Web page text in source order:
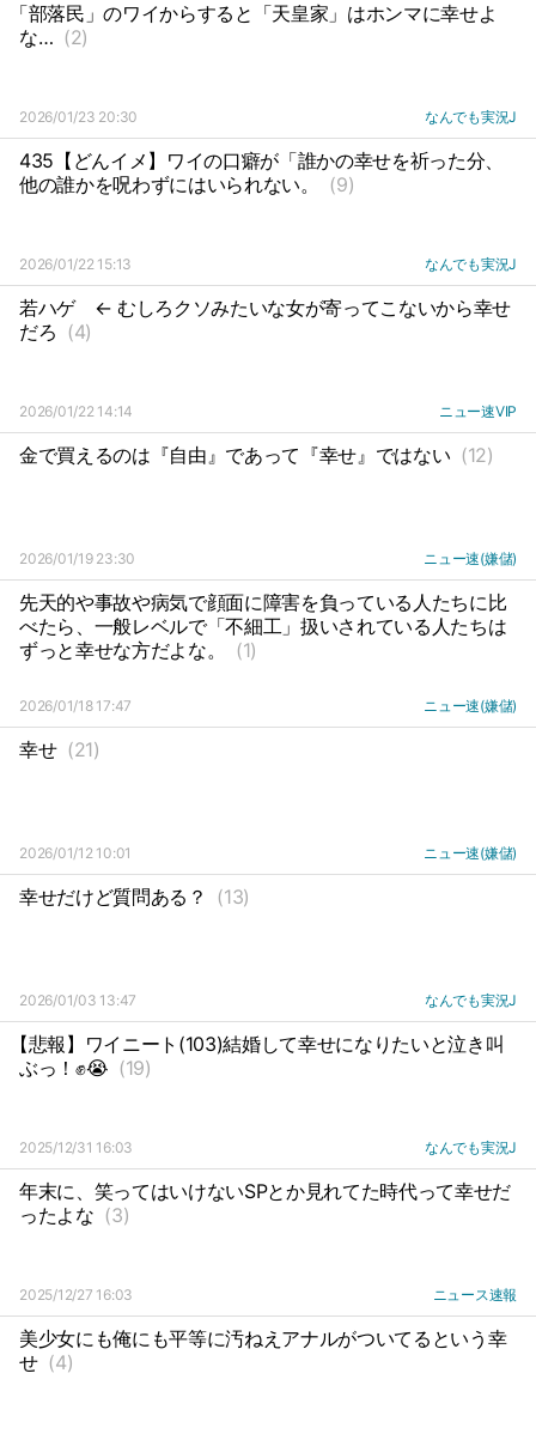
「部落民」のワイからすると「天皇家」はホンマに幸せよ
な… (2)
2026/01/23 20:30 なんでも実況J
435【どんイメ】ワイの口癖が「誰かの幸せを祈った分、
他の誰かを呪わずにはいられない。
(9)
2026/01/22 15:13 なんでも実況J
若ハゲ
← むしろクソみたいな女が寄ってこないから幸せ
だろ (4)
2026/01/22 14:14 ニュー速VIP
金で買えるのは『自由』であって『幸せ』ではない (12)
2026/01/19 23:30 ニュー速(嫌儲)
先天的や事故や病気で顔面に障害を負っている人たちに比
べたら、一般レベルで「不細工」扱いされている人たちは
ずっと幸せな方だよな。
(1)
2026/01/18 17:47 ニュー速(嫌儲)
幸せ (21)
2026/01/12 10:01 ニュー速(嫌儲)
幸せだけど質問ある？ (13)
2026/01/03 13:47 なんでも実況J
【悲報】ワイニート(103)結婚して幸せになりたいと泣き叫
ぶっ！✊😭 (19)
2025/12/31 16:03 なんでも実況J
年末に、笑ってはいけないSPとか見れてた時代って幸せだ
ったよな (3)
2025/12/27 16:03 ニュース速報
美少女にも俺にも平等に汚ねえアナルがついてるという幸
せ (4)